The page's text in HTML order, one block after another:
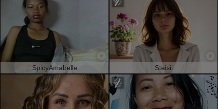
SpicyAmabelle Steisii